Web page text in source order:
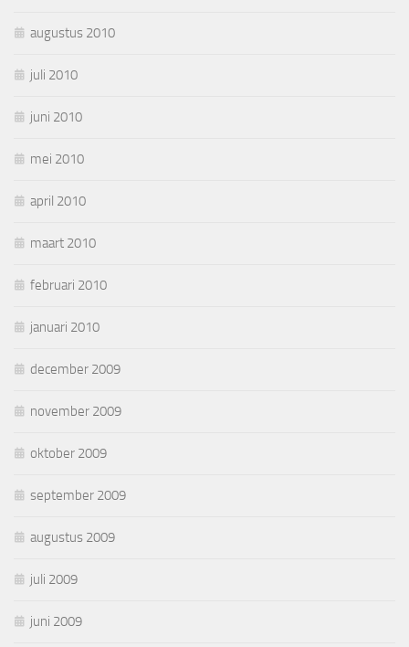
augustus 2010
juli 2010
juni 2010
mei 2010
april 2010
maart 2010
februari 2010
januari 2010
december 2009
november 2009
oktober 2009
september 2009
augustus 2009
juli 2009
juni 2009